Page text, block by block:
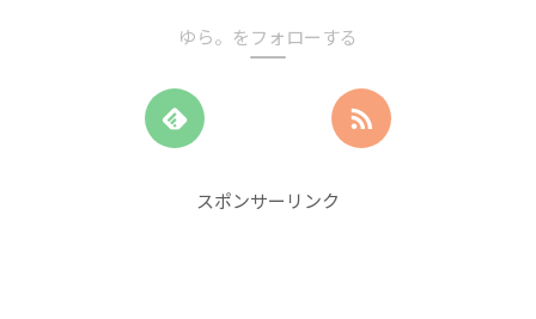
ゆら。をフォローする
スポンサーリンク